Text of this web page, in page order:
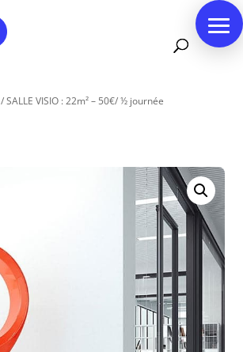
/ SALLE VISIO : 22m² – 50€/ ½ journée